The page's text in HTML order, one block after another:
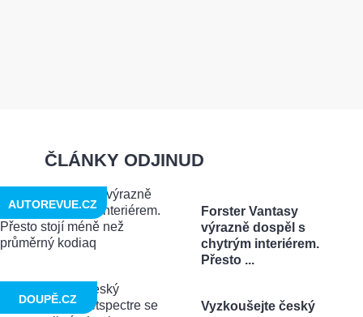
ČLÁNKY ODJINUD
Forster Vantasy
výrazně dospěl s
chytrým interiérem.
Přesto ...
AUTOREVUE.CZ
Vyzkoušejte český
DOUPĚ.CZ